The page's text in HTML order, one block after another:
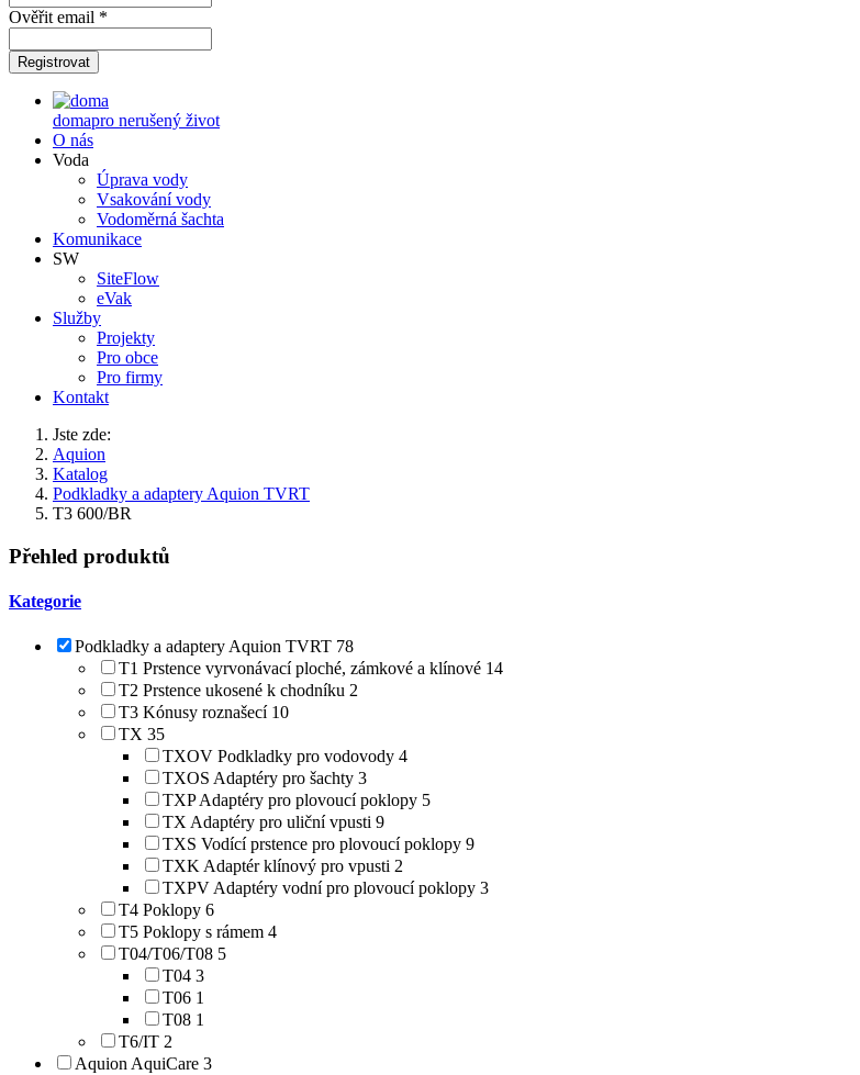
Ověřit email *
Registrovat
domapro nerušený život
O nás
Voda
Úprava vody
Vsakování vody
Vodoměrná šachta
Komunikace
SW
SiteFlow
eVak
Služby
Projekty
Pro obce
Pro firmy
Kontakt
Jste zde:
Aquion
Katalog
Podkladky a adaptery Aquion TVRT
T3 600/BR
Přehled produktů
Kategorie
Podkladky a adaptery Aquion TVRT 78
T1 Prstence vyrvonávací ploché, zámkové a klínové 14
T2 Prstence ukosené k chodníku 2
T3 Kónusy roznašecí 10
TX 35
TXOV Podkladky pro vodovody 4
TXOS Adaptéry pro šachty 3
TXP Adaptéry pro plovoucí poklopy 5
TX Adaptéry pro uliční vpusti 9
TXS Vodící prstence pro plovoucí poklopy 9
TXK Adaptér klínový pro vpusti 2
TXPV Adaptéry vodní pro plovoucí poklopy 3
T4 Poklopy 6
T5 Poklopy s rámem 4
T04/T06/T08 5
T04 3
T06 1
T08 1
T6/IT 2
Aquion AquiCare 3